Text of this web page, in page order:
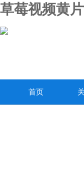
草莓视频黄
首页